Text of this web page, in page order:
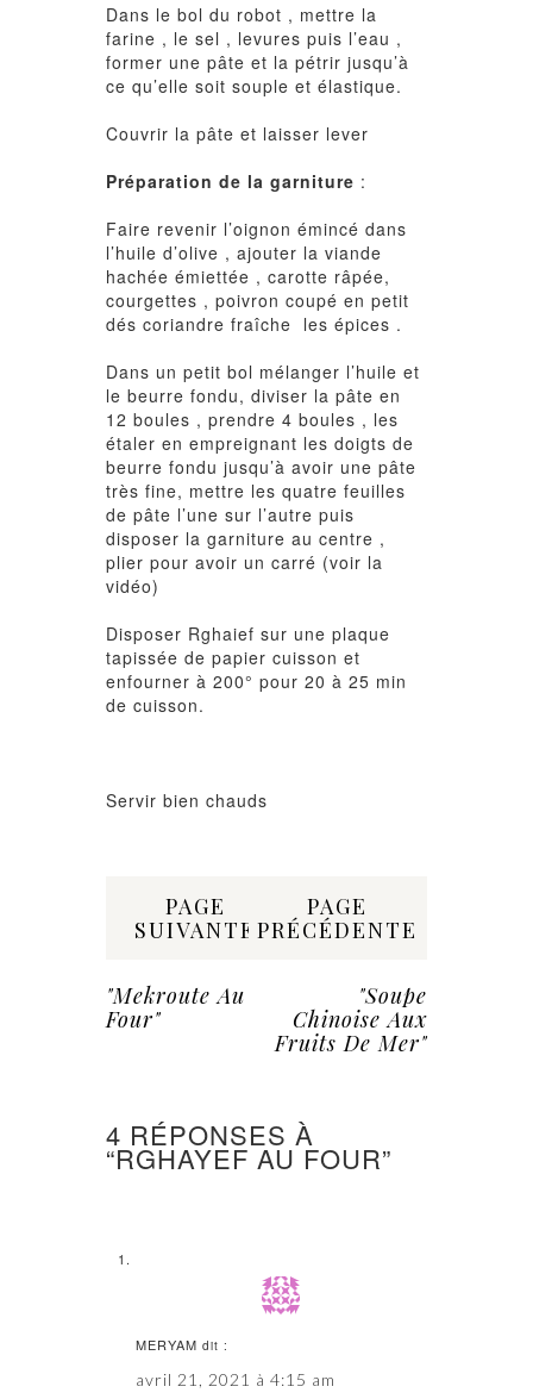
Dans le bol du robot , mettre la
farine , le sel , levures puis l’eau ,
former une pâte et la pétrir jusqu’à
ce qu’elle soit souple et élastique.
Couvrir la pâte et laisser lever
Préparation de la garniture :
Faire revenir l’oignon émincé dans
l’huile d’olive , ajouter la viande
hachée émiettée , carotte râpée,
courgettes , poivron coupé en petit
dés coriandre fraîche les épices .
Dans un petit bol mélanger l’huile et
le beurre fondu, diviser la pâte en
12 boules , prendre 4 boules , les
étaler en empreignant les doigts de
beurre fondu jusqu’à avoir une pâte
très fine, mettre les quatre feuilles
de pâte l’une sur l’autre puis
disposer la garniture au centre ,
plier pour avoir un carré (voir la
vidéo)
Disposer Rghaief sur une plaque
tapissée de papier cuisson et
enfourner à 200° pour 20 à 25 min
de cuisson.
Servir bien chauds
PAGE
SUIVANTE
"Mekroute Au
Four"
PAGE
PRÉCÉDENTE
"Soupe
Chinoise Aux
Fruits De Mer"
4 RÉPONSES À
“RGHAYEF AU FOUR”
MERYAM dit :
avril 21, 2021 à 4:15 am